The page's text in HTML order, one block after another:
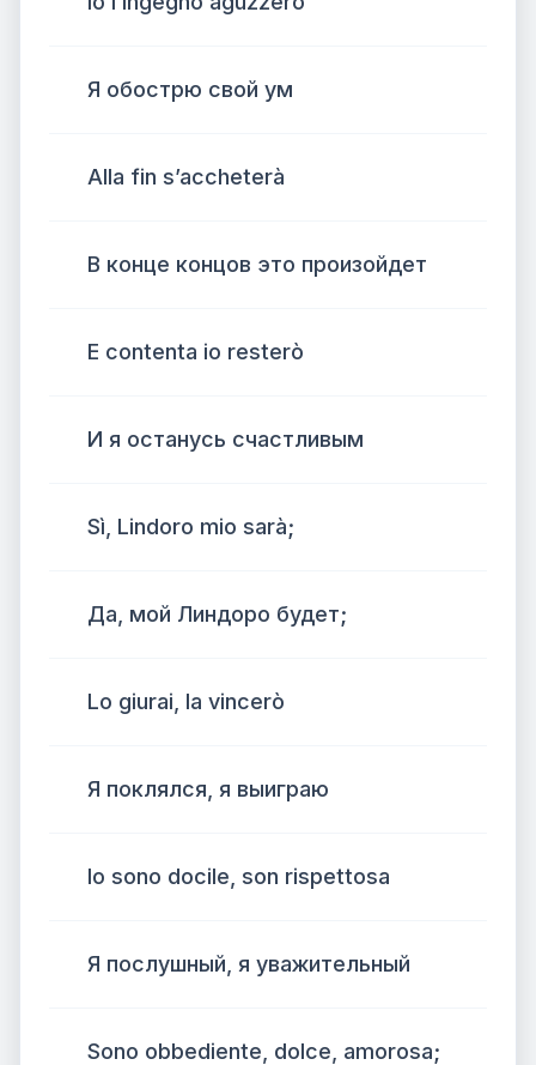
Я обострю свой ум
Alla fin s’accheterà
В конце концов это произойдет
E contenta io resterò
И я останусь счастливым
Sì, Lindoro mio sarà;
Да, мой Линдоро будет;
Lo giurai, la vincerò
Я поклялся, я выиграю
Io sono docile, son rispettosa
Я послушный, я уважительный
Sono obbediente, dolce, amorosa;